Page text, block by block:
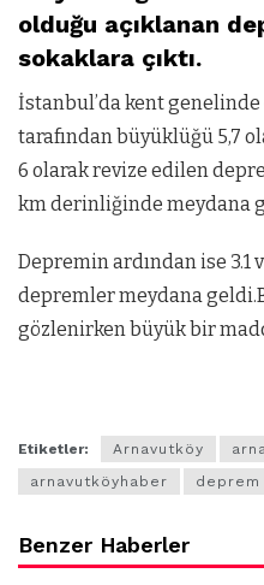
olduğu açıklanan
sokaklara çıktı.
İstanbul’da kent
tarafından büyüklüğü 5,7
6 olarak revize edilen
km derinliğinde meydana
Depremin ardından ise 3.1
depremler meydana
gözlenirken büyük bir
Etiketler: Arnavutköy
arnavutköyhaber
deprem
Benzer Haberler